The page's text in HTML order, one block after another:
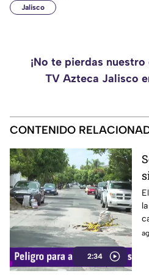
Jalisco
¡No te pierdas
TV Azteca Jalisco
CONTENIDO
2:34